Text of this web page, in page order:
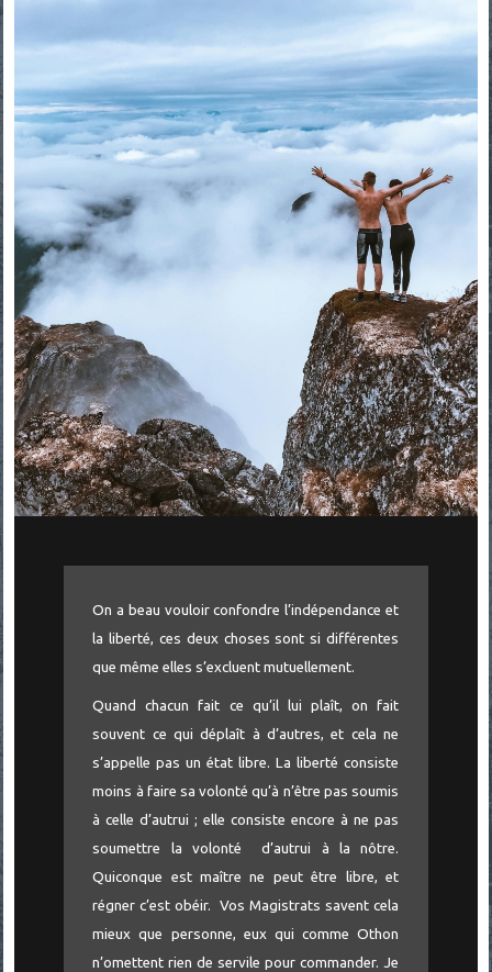
On a beau vouloir confondre l’indépendance et
la liberté, ces deux choses sont si différentes
que même elles s’excluent mutuellement.
Quand chacun fait ce qu’il lui plaît, on fait
souvent ce qui déplaît à d’autres, et cela ne
s’appelle pas un état libre. La liberté consiste
moins à faire sa volonté qu’à n’être pas soumis
à celle d’autrui ; elle consiste encore à ne pas
soumettre la volonté d’autrui à la nôtre.
Quiconque est maître ne peut être libre, et
régner c’est obéir. Vos Magistrats savent cela
mieux que personne, eux qui comme Othon
n’omettent rien de servile pour commander. Je